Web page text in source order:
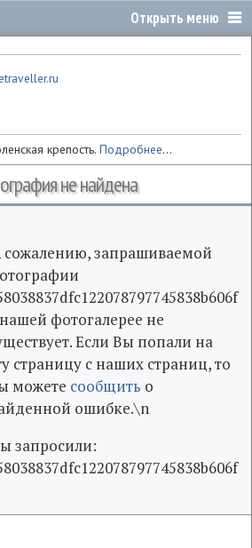
крепость.Подробнее...
не найдена
сожалению, запрашиваемой
фотогалерее не
Если Вы попали на
страницу с наших страниц, то
можете сообщить о
ошибке.\n
ы запросили: